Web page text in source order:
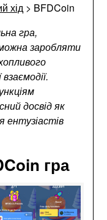
хід > BFDCoin
гра,
заробляти
досвід як
ентузіастів
гра